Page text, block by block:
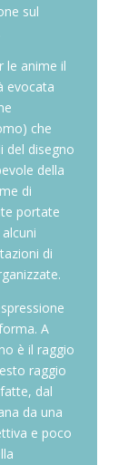
sul
le anime il
evocata
che
del disegno
della
di
portate
di
A
è il raggio
raggio
dal
da una
e poco